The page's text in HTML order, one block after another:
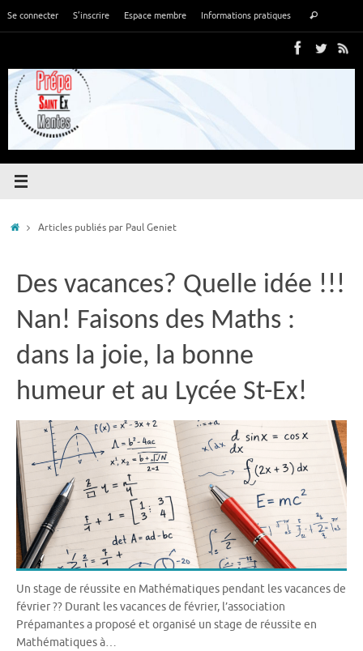
Se connecter S’inscrire Espace membre Informations pratiques
:
Rechercher
AccueilArticles publiés par Paul Geniet
Des vacances? Quelle idée !!!
Nan! Faisons des Maths :
dans la joie, la bonne
humeur et au Lycée St-Ex!
Un stage de réussite en Mathématiques pendant les vacances de
février ?? Durant les vacances de février, l’association
Prépamantes a proposé et organisé un stage de réussite en
Mathématiques à…